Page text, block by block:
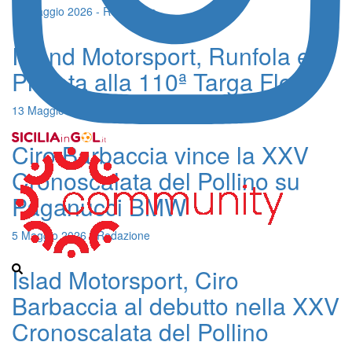
17 Maggio 2026 - Redazione
Island Motorsport, Runfola e
Profeta alla 110ª Targa Florio
13 Maggio 2026 - Redazione
Ciro Barbaccia vince la XXV
Cronoscalata del Pollino su
Paganucci BMW
5 Maggio 2026 - Redazione
Islad Motorsport, Ciro
Barbaccia al debutto nella XXV
Cronoscalata del Pollino